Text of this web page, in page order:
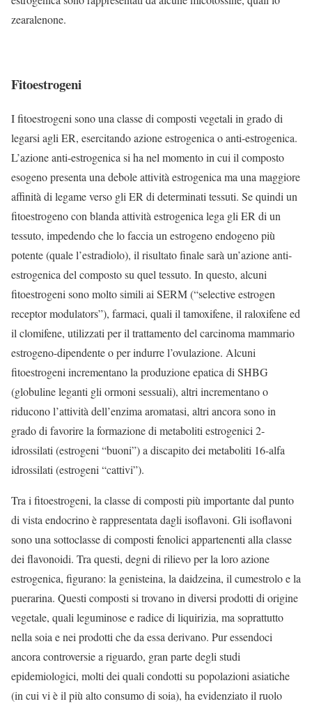
zearalenone.
Fitoestrogeni
I fitoestrogeni sono una classe di composti vegetali in grado di
legarsi agli ER, esercitando azione estrogenica o anti-estrogenica.
L’azione anti-estrogenica si ha nel momento in cui il composto
esogeno presenta una debole attività estrogenica ma una maggiore
affinità di legame verso gli ER di determinati tessuti. Se quindi un
fitoestrogeno con blanda attività estrogenica lega gli ER di un
tessuto, impedendo che lo faccia un estrogeno endogeno più
potente (quale l’estradiolo), il risultato finale sarà un’azione anti-
estrogenica del composto su quel tessuto. In questo, alcuni
fitoestrogeni sono molto simili ai SERM (“selective estrogen
receptor modulators”), farmaci, quali il tamoxifene, il raloxifene ed
il clomifene, utilizzati per il trattamento del carcinoma mammario
estrogeno-dipendente o per indurre l’ovulazione. Alcuni
fitoestrogeni incrementano la produzione epatica di SHBG
(globuline leganti gli ormoni sessuali), altri incrementano o
riducono l’attività dell’enzima aromatasi, altri ancora sono in
grado di favorire la formazione di metaboliti estrogenici 2-
idrossilati (estrogeni “buoni”) a discapito dei metaboliti 16-alfa
idrossilati (estrogeni “cattivi”).
Tra i fitoestrogeni, la classe di composti più importante dal punto
di vista endocrino è rappresentata dagli isoflavoni. Gli isoflavoni
sono una sottoclasse di composti fenolici appartenenti alla classe
dei flavonoidi. Tra questi, degni di rilievo per la loro azione
estrogenica, figurano: la genisteina, la daidzeina, il cumestrolo e la
puerarina. Questi composti si trovano in diversi prodotti di origine
vegetale, quali leguminose e radice di liquirizia, ma soprattutto
nella soia e nei prodotti che da essa derivano. Pur essendoci
ancora controversie a riguardo, gran parte degli studi
epidemiologici, molti dei quali condotti su popolazioni asiatiche
(in cui vi è il più alto consumo di soia), ha evidenziato il ruolo